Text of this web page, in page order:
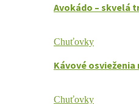
Avokádo – skvelá
Chuťovky
Kávové
Chuťovky